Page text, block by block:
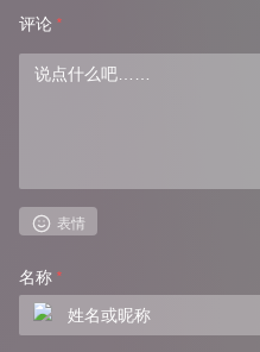
评论 *
表情
名称 *